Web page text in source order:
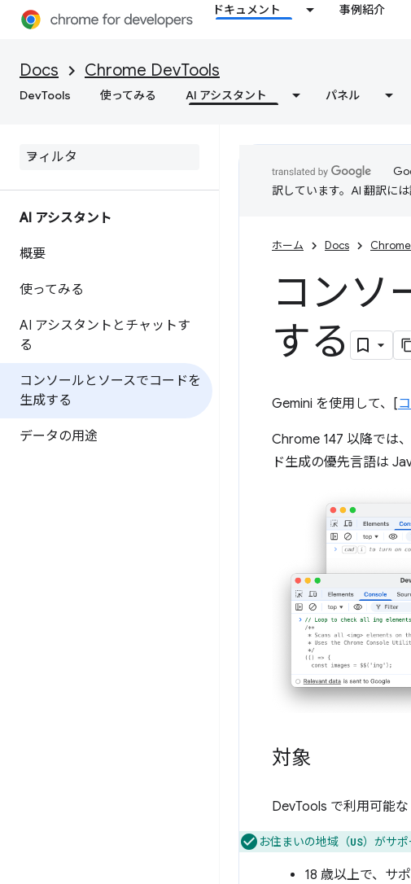
ドキュメント 事例紹介
Docs Chrome DevTools
DevTools 使ってみる AI アシスタント パネル
AI アシスタント
概要
使ってみる
AI アシスタントとチャットす
る
コンソールとソースでコードを
生成する
データの用途
訳しています。AI 翻訳に
ホーム Docs
コンソ
する
Gemini を使用して、[
Chrome 147 以降では
ド生成の優先言語は
対象
DevTools で利用可能な
お住まいの地域（US）がサポ
18 歳以上で、サ